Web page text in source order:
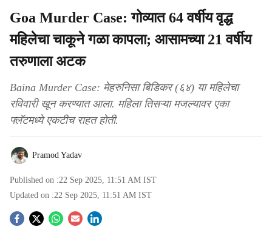
Goa Murder Case: गोव्यात 64 वर्षीय वृद्ध
महिलेचा चाकूने गळा कापला; आसामच्या 21 वर्षीय
तरुणाला अटक
Baina Murder Case: मेहरुनिसा बिडिकर (६४) या महिलेचा
रविवारी खून करण्यात आला. महिला तिसऱ्या मजल्यावर एका
फ्लॅटमध्ये एकटीच राहत होती.
Pramod Yadav
Published on :22 Sep 2025, 11:51 AM IST
Updated on :22 Sep 2025, 11:51 AM IST
S